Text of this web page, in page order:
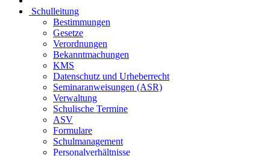
Schulleitung
Bestimmungen
Gesetze
Verordnungen
Bekanntmachungen
KMS
Datenschutz und Urheberrecht
Seminaranweisungen (ASR)
Verwaltung
Schulische Termine
ASV
Formulare
Schulmanagement
Personalverhältnisse